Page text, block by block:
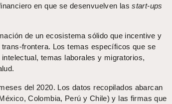
en que se desenvuelven lasstart-ups
de un ecosistema sólido que incentive y
trans-frontera. Los temas específicos que se
temas laborales y migratorios,
del 2020. Los datos recopilados abarcan
Colombia, Perú y Chile) y las firmas que